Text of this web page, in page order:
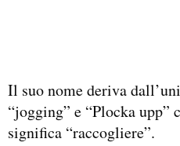
Il suo nome deriva
“jogging” e “Plocka upp”
significa “raccogliere”.